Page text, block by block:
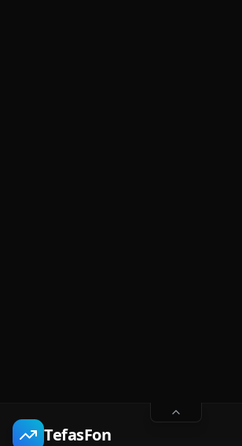
TefasFon